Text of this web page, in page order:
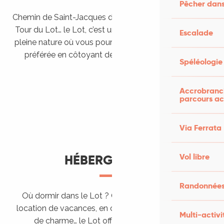
Pêcher
Escalade
Spéléologie
parcours
Via Ferrata
Vol libre
Multi-
Chemin de Saint-Jacques de Compostelle, Véloroutes,
Tour du Lot… le Lot, c’est une véritable destination de
pleine nature où vous pourrez pratiquer votre activité
préférée en côtoyant des paysages grandioses.
HÉBERGEMENTS
Où dormir dans le Lot ? Chez l’habitant, dans une
location de vacances, en camping, ou dans un hôtel
de charme… le Lot offre des hébergements